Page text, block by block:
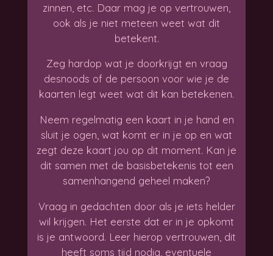
zinnen, etc. Daar mag je op vertrouwen,
ook als je niet meteen weet wat dit
betekent.
Zeg hardop wat je doorkrijgt en vraag
desnoods of de persoon voor wie je de
kaarten legt weet wat dit kan betekenen.
Neem regelmatig een kaart in je hand en
sluit je ogen, wat komt er in je op en wat
zegt deze kaart jou op dit moment. Kan je
dit samen met de basisbetekenis tot een
samenhangend geheel maken?
Vraag in gedachten door als je iets helder
wil krijgen. Het eerste dat er in je opkomt
is je antwoord. Leer hierop vertrouwen, dit
heeft soms tijd nodig, eventuele